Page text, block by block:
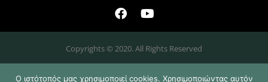
Copyrights © 2020. All Rights Reserved
Ο ιστότοπός μας χρησιμοποιεί cookies. Χρησιμοποιώντας αυτόν